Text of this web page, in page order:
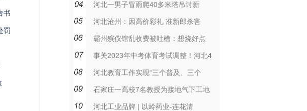
书
罚
河北一男子冒雨爬40多米塔吊讨薪
河北沧州：因高价彩礼 准新郎杀害
霸州殡仪馆乱收费被吐槽：想烧好点
事关2023年中考体育考试调整！河北4
河北教育工作实现“三个普及、三个
石家庄一高校7名教授为接地气下工地
河北工业品牌 | 以岭药业-连花清